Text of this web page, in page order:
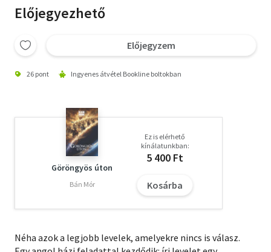
Előjegyezhető
Előjegyzem
26 pont Ingyenes átvétel Bookline boltokban
Göröngyös úton
Bán Mór
Ez is elérhető
kínálatunkban:
5 400 Ft
Kosárba
Néha azok a legjobb levelek, amelyekre nincs is válasz.